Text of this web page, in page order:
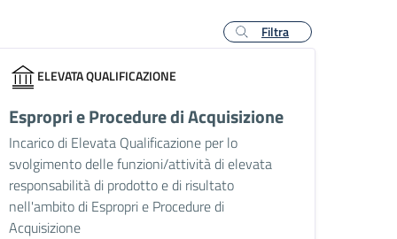
Filtra
ELEVATA QUALIFICAZIONE
Espropri e Procedure di Acquisizione
Incarico di Elevata Qualificazione per lo
svolgimento delle funzioni/attività di elevata
responsabilità di prodotto e di risultato
nell'ambito di Espropri e Procedure di
Acquisizione